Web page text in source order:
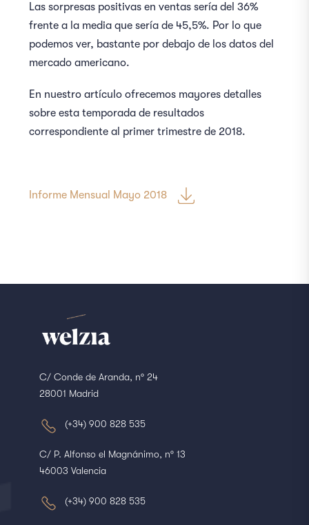
Las sorpresas positivas en ventas sería del 36%
frente a la media que sería de 45,5%. Por lo que
podemos ver, bastante por debajo de los datos del
mercado americano.
En nuestro artículo ofrecemos mayores detalles
sobre esta temporada de resultados
correspondiente al primer trimestre de 2018.
Informe Mensual Mayo 2018
C/ Conde de Aranda, nº 24
28001 Madrid
(+34) 900 828 535
C/ P. Alfonso el Magnánimo, nº 13
46003 Valencia
(+34) 900 828 535